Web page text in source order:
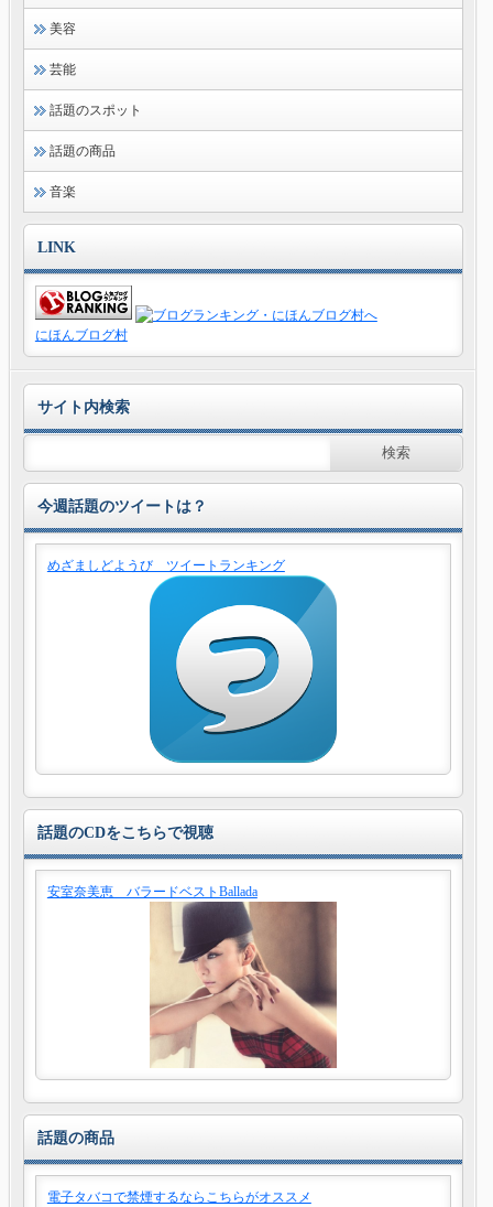
美容
芸能
話題のスポット
話題の商品
音楽
LINK
にほんブログ村
サイト内検索
今週話題のツイートは？
めざましどようび ツイートランキング
話題のCDをこちらで視聴
安室奈美恵 バラードベストBallada
話題の商品
電子タバコで禁煙するならこちらがオススメ